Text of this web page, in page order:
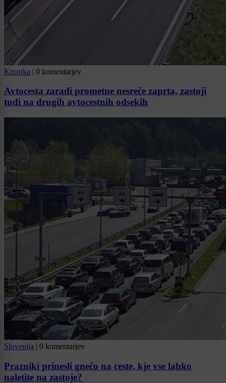
Kronika | 0 komentarjev
Avtocesta zaradi prometne nesreče zaprta, zastoji
tudi na drugih avtocestnih odsekih
Slovenija | 0 komentarjev
Prazniki prinesli gnečo na ceste, kje vse lahko
naletite na zastoje?